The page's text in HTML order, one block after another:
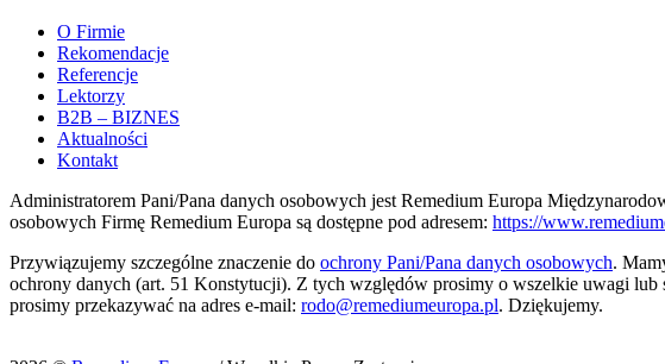
O Firmie
Rekomendacje
Referencje
Lektorzy
B2B – BIZNES
Aktualności
Kontakt
Administratorem Pani/Pana danych osobowych jest Remedium Europa
osobowych Firmę Remedium Europa są dostępne pod adresem: https://
Przywiązujemy szczególne znaczenie do ochrony Pani/Pana danych osobowych.
ochrony danych (art. 51 Konstytucji). Z tych względów prosimy o wszelkie uwagi
prosimy przekazywać na adres e-mail: rodo@remediumeuropa.pl. Dziękujemy.